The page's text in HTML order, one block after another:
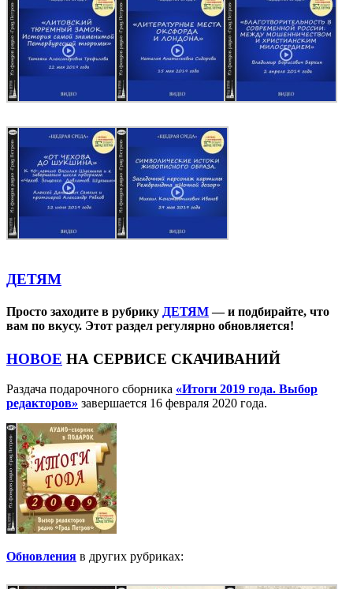
ДЕТЯМ
Просто заходите в рубрику ДЕТЯМ— и подбирайте, что
вам по вкусу. Этот раздел регулярно обновляется!
НОВОЕ НА СЕРВИСЕ СКАЧИВАНИЙ
Раздача подарочного сборника «Итоги 2019 года. Выбор
редакторов» завершается 16 февраля 2020 года.
Обновления в других рубриках: